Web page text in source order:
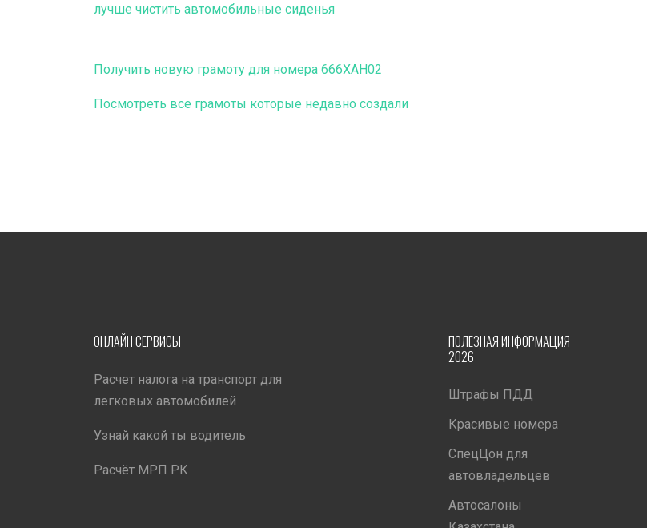
лучше чистить автомобильные сиденья
Получить новую грамоту для номера 666XAH02
Посмотреть все грамоты которые недавно создали
ОНЛАЙН СЕРВИСЫ
Расчет налога на транспорт для
легковых автомобилей
Узнай какой ты водитель
Расчёт МРП РК
ПОЛЕЗНАЯ ИНФОРМАЦИЯ
2026
Штрафы ПДД
Красивые номера
СпецЦон для
автовладельцев
Автосалоны